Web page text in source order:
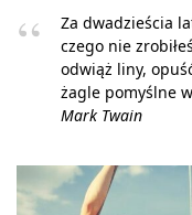
Za dwadzieścia
czego nie
odwiąż liny,
żagle pomyślne
Mark Twain